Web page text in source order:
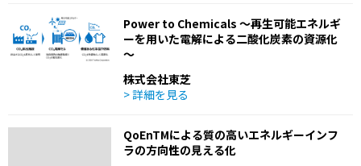
Power to Chemicals ～再生可能エネルギ
ーを用いた電解による二酸化炭素の資源化
～
株式会社東芝
> 詳細を見る
QoEnTMによる質の高いエネルギーインフ
ラの方向性の見える化